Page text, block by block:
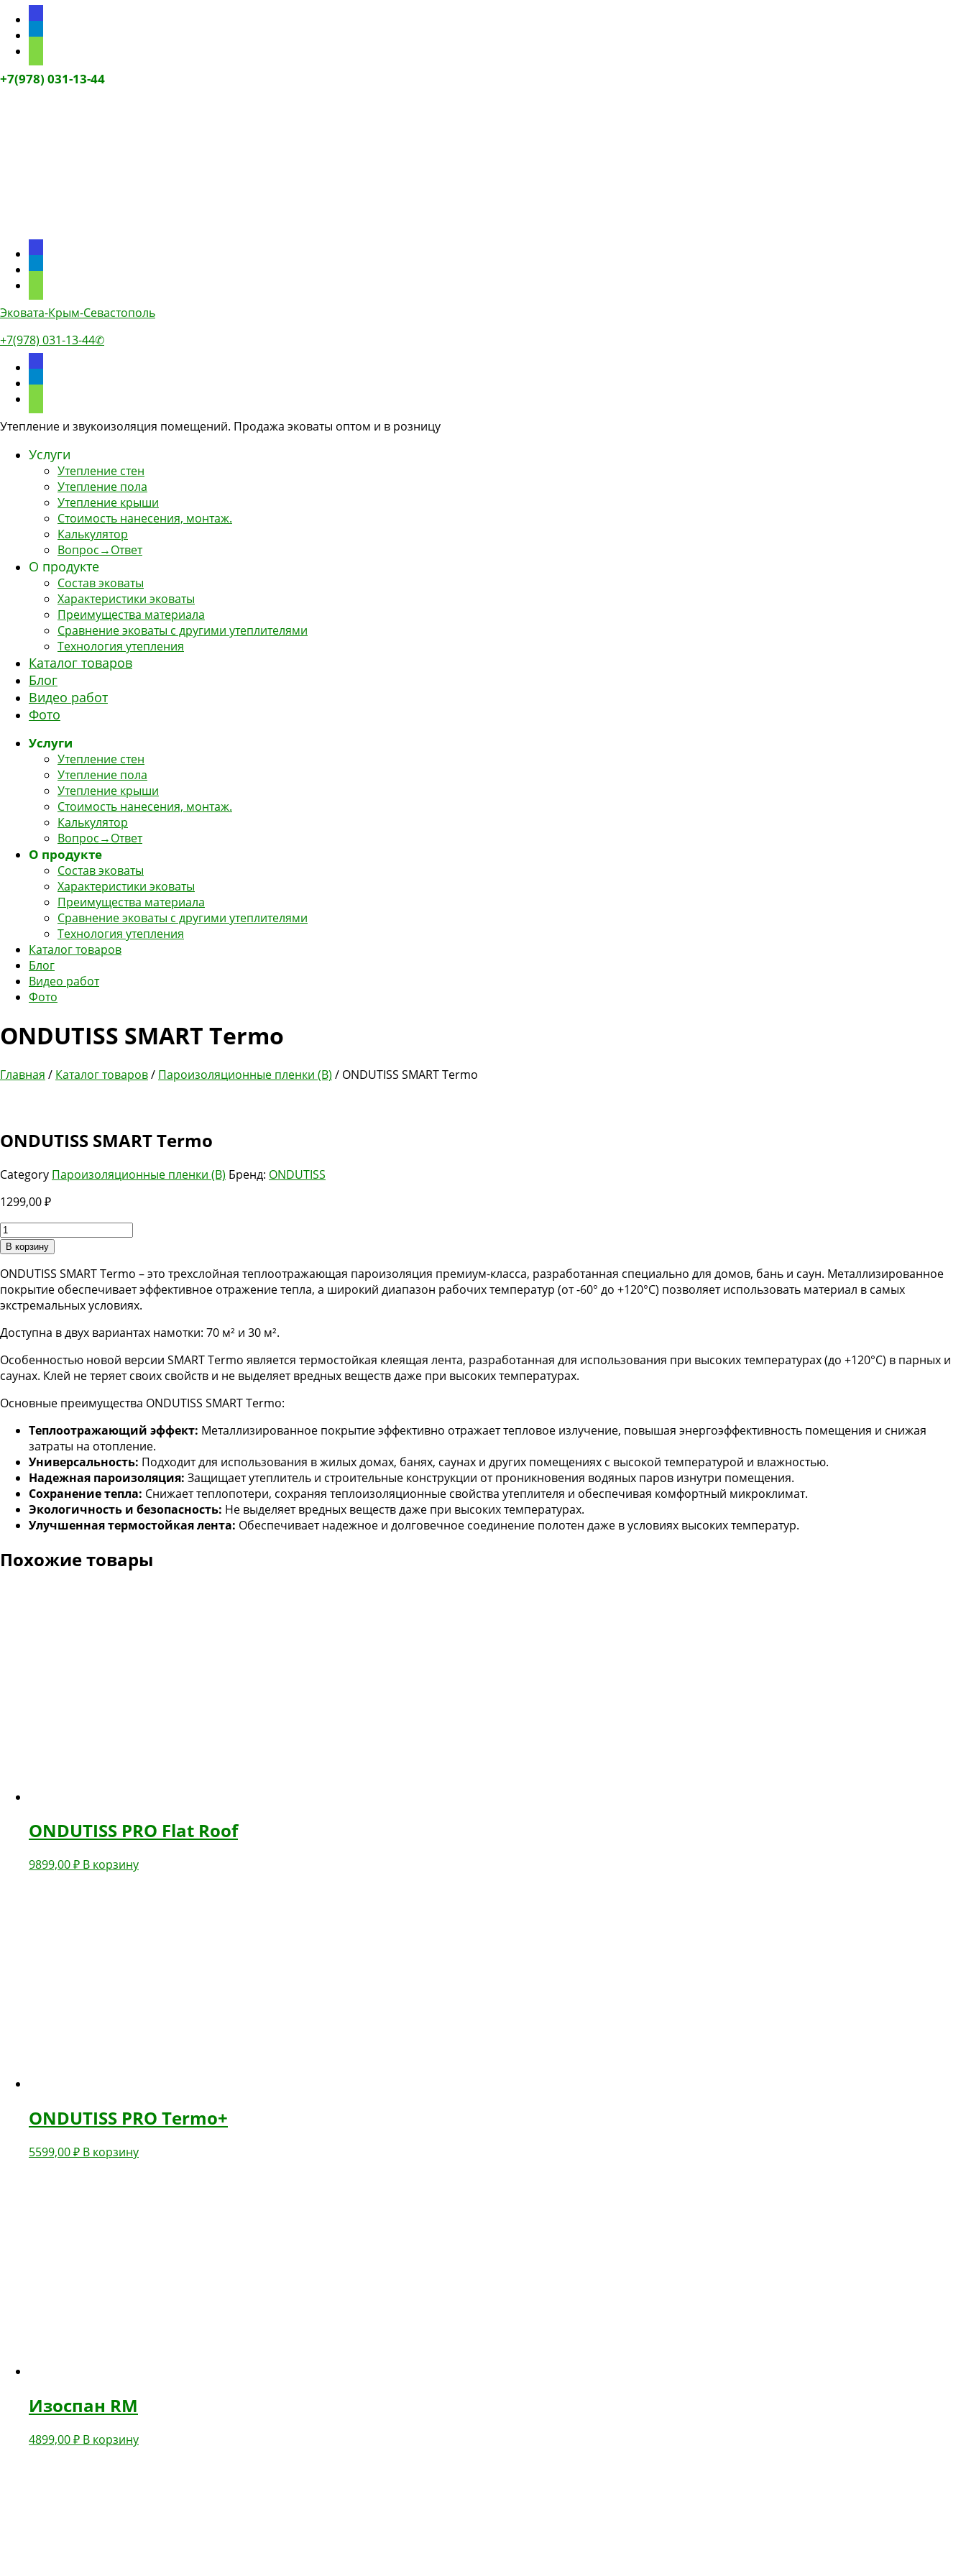
discourse
telegram
+7(978) 031-13-44
discourse
telegram
Эковата-Крым-Севастополь
+7(978) 031-13-44✆
discourse
telegram
Утепление и звукоизоляция помещений. Продажа эковаты оптом и в розницу
Услуги
Утепление стен
Утепление пола
Утепление крыши
Стоимость нанесения, монтаж.
Калькулятор
Вопрос→Ответ
О продукте
Состав эковаты
Характеристики эковаты
Преимущества материала
Сравнение эковаты с другими утеплителями
Технология утепления
Каталог товаров
Блог
Видео работ
Фото
Услуги
Утепление стен
Утепление пола
Утепление крыши
Стоимость нанесения, монтаж.
Калькулятор
Вопрос→Ответ
О продукте
Состав эковаты
Характеристики эковаты
Преимущества материала
Сравнение эковаты с другими утеплителями
Технология утепления
Каталог товаров
Блог
Видео работ
Фото
ONDUTISS SMART Termo
Главная / Каталог товаров/ Пароизоляционные пленки (В) / ONDUTISS SMART Termo
ONDUTISS SMART Termo
Category Пароизоляционные пленки (В) Бренд: ONDUTISS
1299,00₽
Количество
товара
ONDUTISS
SMART
Termo
В корзину
ONDUTISS SMART Termo – это трехслойная теплоотражающая пароизоляция премиум-класса, разработанная специально для домов, бань и саун. Металлизированное
покрытие обеспечивает эффективное отражение тепла, а широкий диапазон рабочих температур (от -60° до +120°С) позволяет использовать материал в самых
экстремальных условиях.
Доступна в двух вариантах намотки: 70 м² и 30 м².
Особенностью новой версии SMART Termo является термостойкая клеящая лента, разработанная для использования при высоких температурах (до +120°С) в парных и
саунах. Клей не теряет своих свойств и не выделяет вредных веществ даже при высоких температурах.
Основные преимущества ONDUTISS SMART Termo:
Теплоотражающий эффект: Металлизированное покрытие эффективно отражает тепловое излучение, повышая энергоэффективность помещения и снижая
затраты на отопление.
Универсальность: Подходит для использования в жилых домах, банях, саунах и других помещениях с высокой температурой и влажностью.
Надежная пароизоляция: Защищает утеплитель и строительные конструкции от проникновения водяных паров изнутри помещения.
Сохранение тепла: Снижает теплопотери, сохраняя теплоизоляционные свойства утеплителя и обеспечивая комфортный микроклимат.
Экологичность и безопасность: Не выделяет вредных веществ даже при высоких температурах.
Улучшенная термостойкая лента: Обеспечивает надежное и долговечное соединение полотен даже в условиях высоких температур.
Похожие товары
ONDUTISS PRO Flat Roof
9899,00₽ В корзину
ONDUTISS PRO Termo+
5599,00₽ В корзину
Изоспан RM
4899,00₽ В корзину